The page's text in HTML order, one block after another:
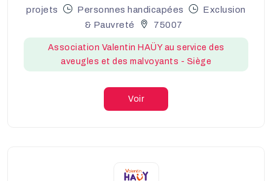
projets
Personnes handicapées
Exclusion
& Pauvreté
75007
Association Valentin HAÜY au service des
aveugles et des malvoyants - Siège
Voir